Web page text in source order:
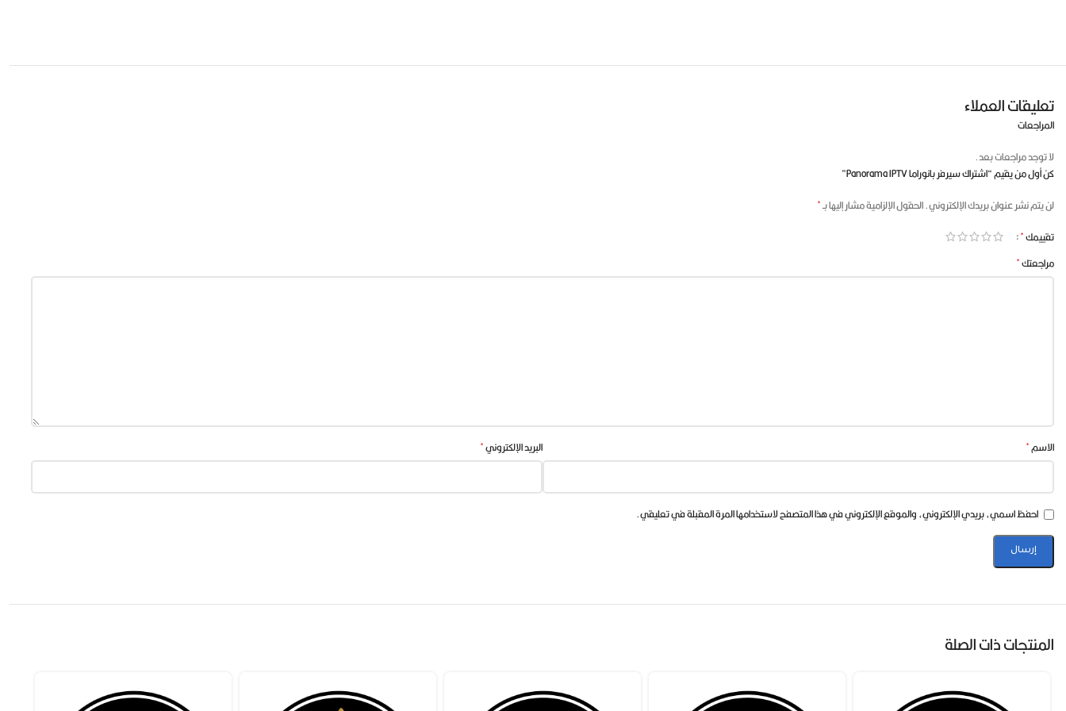
الوصول إليه من خلال بعض الاشتراكات، مما يتيح للمستخدمين الترقية إلى تجربة أكثر تنوعًا.
الأجهزة المدعومة من سيرفر بانوراما Panorama IPTV
تطبيق بانوراما Panorama IPTV لا يقتصر فقط على تقديم القنوات المحلية، بل يتضمن أيضاً مجموعة متنوعة من القنوات العالمية. سواء كنت من محبي الرياضة، الأخبار، أو الترفيه، يوفر التطبيق لك مجموعة
ضخمة من القنوات التي تتنوع بين قنوات رياضية، إخبارية، وثائقية، بالإضافة إلى قنوات متخصصة في عرض الأفلام والمسلسلات. مع هذا التنوع الكبير، يضمن التطبيق تلبية احتياجات مختلف الأذواق.
البث المباشر والعروض الترفيهية
أحد الجوانب التي تجعل بانوراما Panorama IPTV خياراً مثالياً لمستخدميه هو خاصية البث المباشر. يتيح التطبيق للمستخدمين مشاهدة العروض التلفزيونية الحية مباشرة عبر الإنترنت دون الحاجة إلى اشتراكات
مكلفة في خدمات التلفزيون التقليدية. من خلال هذا البث، يمكن للمستخدم متابعة البرامج الرياضية المفضلة، والأحداث الجارية، والأفلام الحصرية أو العروض الترفيهية في أي وقت ومن أي مكان. يمكن
للمستخدمين الاستمتاع بتجربة مشاهدة بلا تقطعات أو تأخير، مما يضمن رضاهم التام.
محتوى متنوع: يوفر التطبيق مجموعة واسعة من القنوات التلفزيونية والبرامج المتنوعة، مما يتيح للمستخدمين مشاهدة محتوى متنوع وفقًا لاهتماماتهم.
سهولة الوصول: يمكن للمستخدمين الوصول بسهولة إلى البث التلفزيوني المباشر عبر التطبيق على أجهزة متعددة، مما يعزز تجربة المستخدم ويجعلها مريحة.
كيف يمكنني تحميل تطبيقات IPTV
تعليقات العملاء
المراجعات
لا توجد مراجعات بعد.
كن أول من يقيم “اشتراك سيرفر بانوراما Panorama IPTV”
لن يتم نشر عنوان بريدك الإلكتروني.الحقول الإلزامية مشار إليها بـ*
تقييمك*
مراجعتك*
الاسم* البريد الإلكتروني*
احفظ اسمي، بريدي الإلكتروني، والموقع الإلكتروني في هذا المتصفح لاستخدامها المرة المقبلة في تعليقي.
المنتجات ذات الصلة